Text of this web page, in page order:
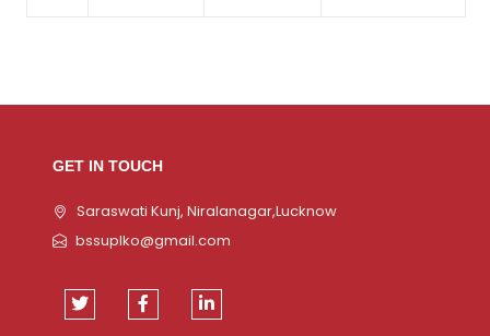
GET IN TOUCH
Saraswati Kunj, Niralanagar,Lucknow
bssuplko@gmail.com